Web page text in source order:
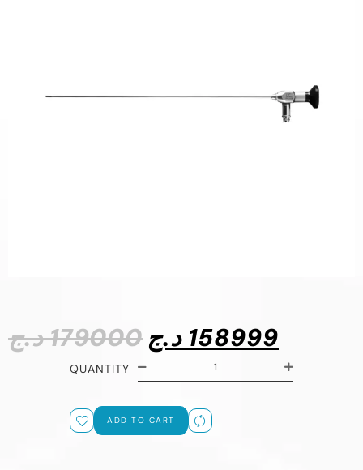
179000 د.ج 158999 د.ج
QUANTITY
ADD TO CART